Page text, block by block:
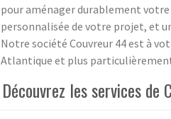
pour aménager durablement
personnalisée de votre projet, et
Notre société Couvreur 44 est à
Atlantique et plus
Découvrez les services